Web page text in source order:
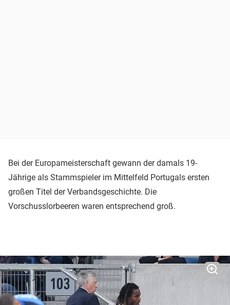
Bei der Europameisterschaft gewann der damals 19-
Jährige als Stammspieler im Mittelfeld Portugals ersten
großen Titel der Verbandsgeschichte. Die
Vorschusslorbeeren waren entsprechend groß.